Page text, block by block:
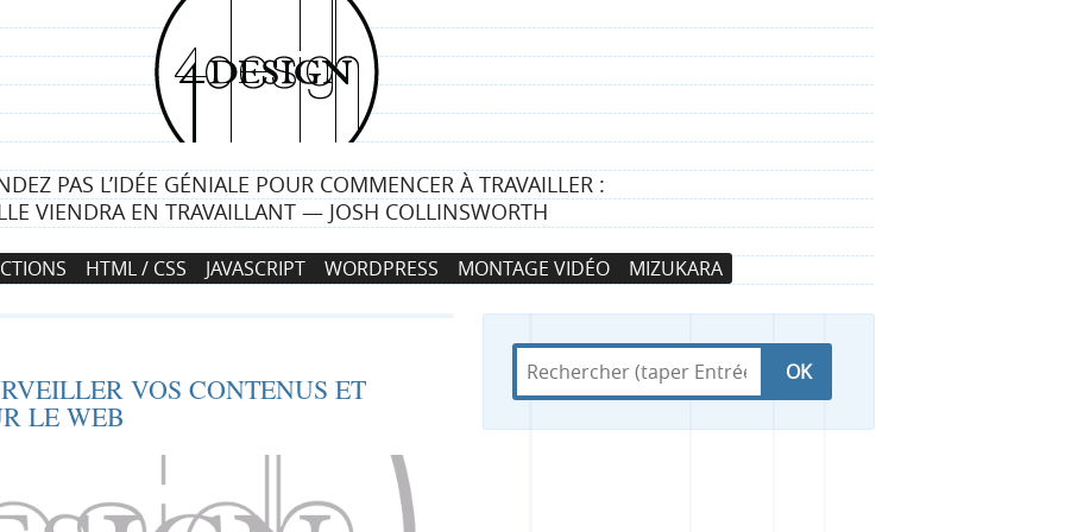
4
d
e
s
i
PAS L’IDÉE GÉNIALE POUR COMMENCER À TRAVAILLER :
VIENDRA EN TRAVAILLANT — JOSH COLLINSWORTH
HTML / CSS JAVASCRIPT WORDPRESS MONTAGE VIDÉO MIZUKARA
VOS CONTENUS ET
LE WEB
R
e
R
d